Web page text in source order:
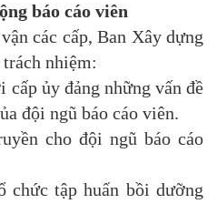
báo cáo viên
các cấp, Ban Xây dựng
nhiệm:
ủy đảng những vấn đề
đội ngũ báo cáo viên.
cho đội ngũ báo cáo
chức tập huấn bồi dưỡng